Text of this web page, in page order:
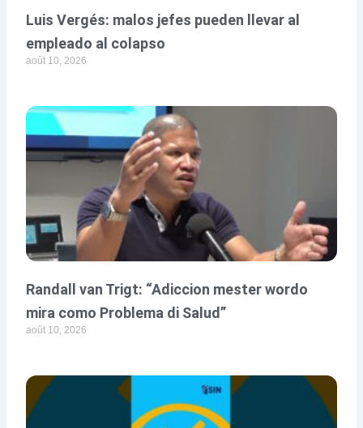
Luis Vergés: malos jefes pueden llevar al
empleado al colapso
août 10, 2026
Randall van Trigt: “Adiccion mester wordo
mira como Problema di Salud”
août 10, 2026